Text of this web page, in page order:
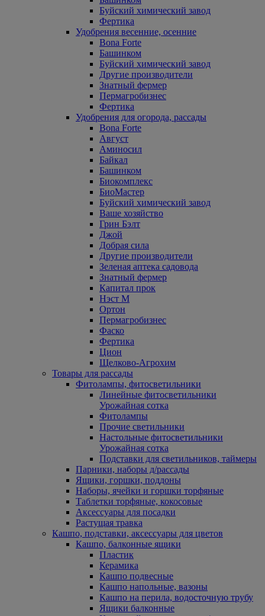
Буйский химический завод
Фертика
Удобрения весенние, осенние
Bona Forte
Башинком
Буйский химический завод
Другие производители
Знатный фермер
Пермагробизнес
Фертика
Удобрения для огорода, рассады
Bona Forte
Август
Аминосил
Байкал
Башинком
Биокомплекс
БиоМастер
Буйский химический завод
Ваше хозяйство
Грин Бэлт
Джой
Добрая сила
Другие производители
Зеленая аптека садовода
Знатный фермер
Капитал прок
Нэст М
Ортон
Пермагробизнес
Фаско
Фертика
Цион
Щелково-Агрохим
Товары для рассады
Фитолампы, фитосветильники
Линейные фитосветильники
Урожайная сотка
Фитолампы
Прочие светильники
Настольные фитосветильники
Урожайная сотка
Подставки для светильников, таймеры
Парники, наборы д/рассады
Ящики, горшки, поддоны
Наборы, ячейки и горшки торфяные
Таблетки торфяные, кокосовые
Аксессуары для посадки
Растущая травка
Кашпо, подставки, аксессуары для цветов
Кашпо, балконные ящики
Пластик
Керамика
Кашпо подвесные
Кашпо напольные, вазоны
Кашпо на перила, водосточную трубу
Ящики балконные